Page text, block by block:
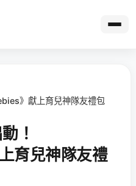
》獻上育兒神隊友禮包
！
育兒神隊友禮